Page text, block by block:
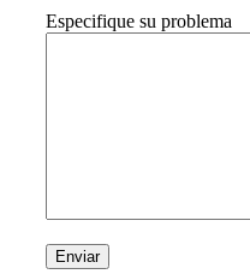
Especifique su problema